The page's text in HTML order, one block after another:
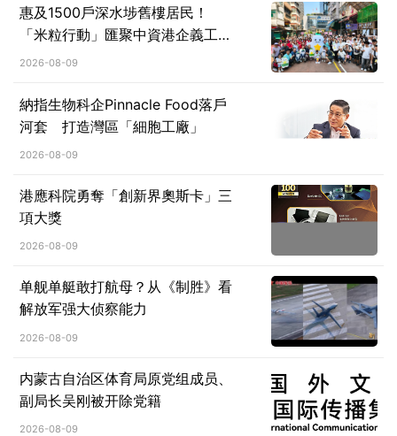
惠及1500戶深水埗舊樓居民！
「米粒行動」匯聚中資港企義工力
量深耕社區
2026-08-09
納指生物科企Pinnacle Food落戶
河套 打造灣區「細胞工廠」
2026-08-09
港應科院勇奪「創新界奧斯卡」三
項大獎
2026-08-09
单舰单艇敢打航母？从《制胜》看
解放军强大侦察能力
2026-08-09
内蒙古自治区体育局原党组成员、
副局长吴刚被开除党籍
2026-08-09